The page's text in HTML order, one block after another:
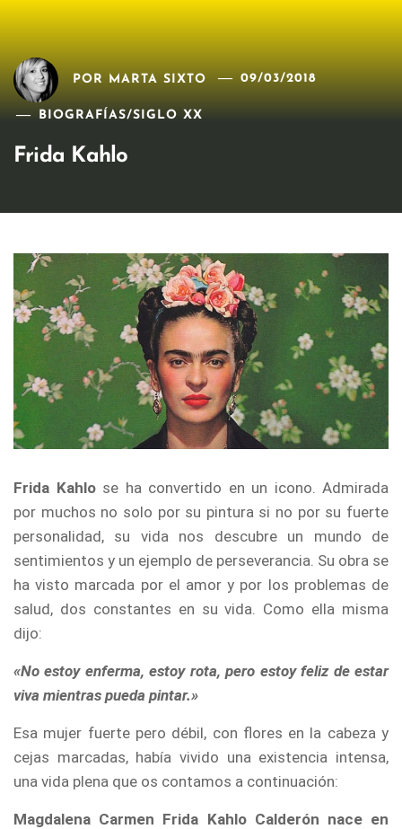
POR MARTA SIXTO 09/03/2018
BIOGRAFÍAS/SIGLO XX
Frida Kahlo
Frida Kahlose ha convertido en un icono. Admirada
por muchos no solo por su pintura si no por su fuerte
personalidad, su vida nos descubre un mundo de
sentimientos y un ejemplo de perseverancia. Su obra se
ha visto marcada por el amor y por los problemas de
salud, dos constantes en su vida. Como ella misma
dijo:
«No estoy enferma, estoy rota, pero estoy feliz de estar
viva mientras pueda pintar.»
Esa mujer fuerte pero débil, con flores en la cabeza y
cejas marcadas, había vivido una existencia intensa,
una vida plena que os contamos a continuación:
Magdalena Carmen Frida Kahlo Calderón nace en